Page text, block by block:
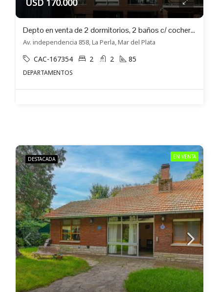
USD 170.000
Depto en venta de 2 dormitorios, 2 baños c/ cochera y baulera en La Perla
Av. independencia 858, La Perla, Mar del Plata
CAC-167354 2 2 85
DEPARTAMENTOS
DESTACADA EN VENTA